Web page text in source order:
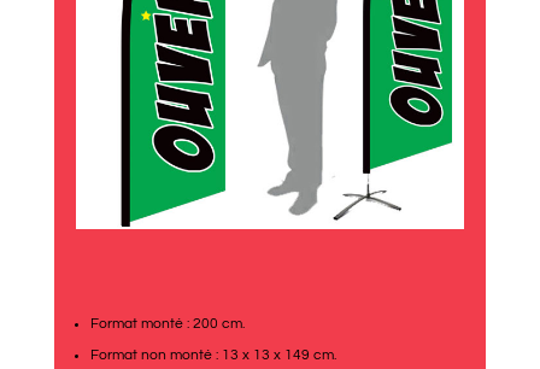
Format monté : 200 cm.
Format non monté : 13 x 13 x 149 cm.